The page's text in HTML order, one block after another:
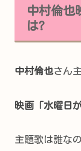
中村倫也
は?
中村倫也さん
映画「水曜日
主題歌は誰な